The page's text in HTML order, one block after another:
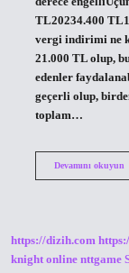
TL20234.400
vergi indirimi ne
21.000 TL olup,
edenler
geçerli olup,
toplam…
Devamını okuyun
https://dizih.com
knight online nttgame